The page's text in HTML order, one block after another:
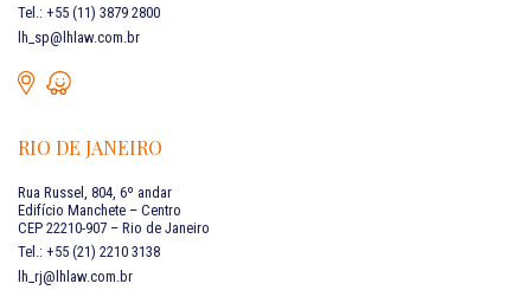
Tel.: +55 (11) 3879 2800
lh_sp@lhlaw.com.br
RIO DE JANEIRO
Rua Russel, 804, 6º andar
Edifício Manchete – Centro
CEP 22210-907 – Rio de Janeiro
Tel.: +55 (21) 2210 3138
lh_rj@lhlaw.com.br